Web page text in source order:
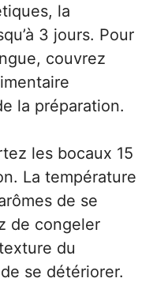
la
3 jours. Pour
couvrez
la préparation.
les bocaux 15
La température
de se
de congeler
du
se détériorer.